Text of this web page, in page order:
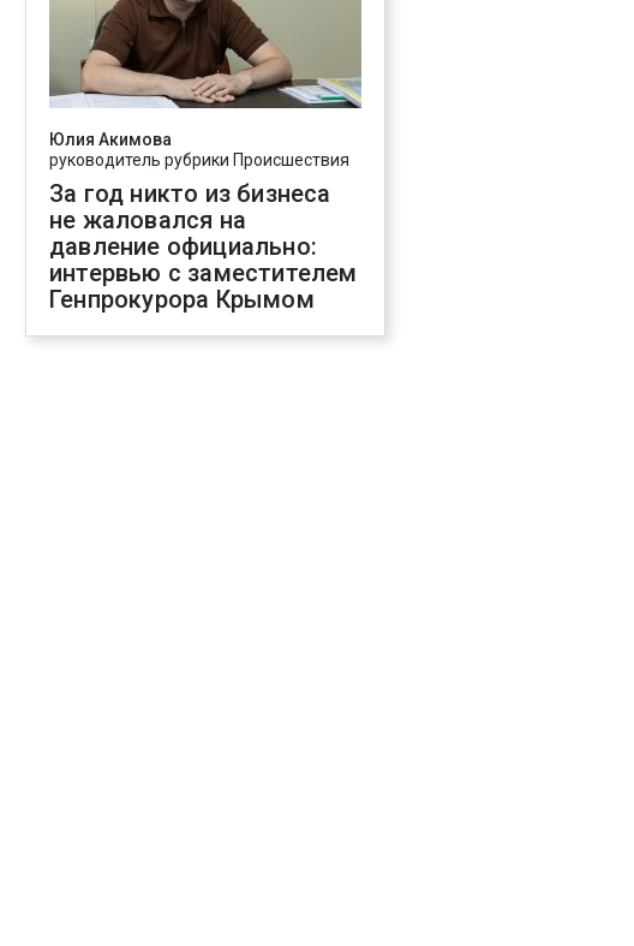
Юлия Акимова
руководитель рубрики Происшествия
За год никто из бизнеса
не жаловался на
давление официально:
интервью с заместителем
Генпрокурора Крымом